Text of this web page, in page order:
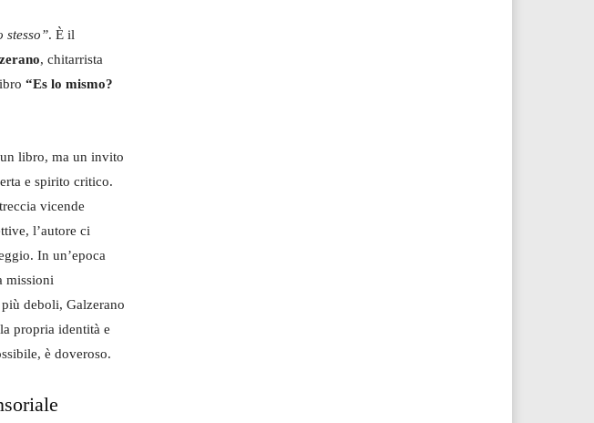
stesso”. È il
, chitarrista
“Es lo mismo?
libro, ma un invito
e spirito critico.
vicende
l’autore ci
In un’epoca
missioni
deboli, Galzerano
propria identità e
è doveroso.